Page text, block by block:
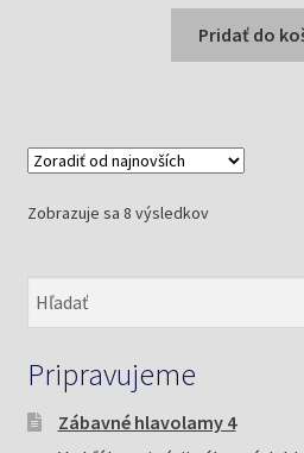
bola:
7,57
Pridať do
Zobrazuje sa 8 výsledkovZoradené
Pripravujeme
Zábavné hlavolamy 4